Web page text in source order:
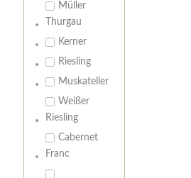
Müller
Thurgau
Kerner
Riesling
Muskateller
Weißer
Riesling
Cabernet
Franc